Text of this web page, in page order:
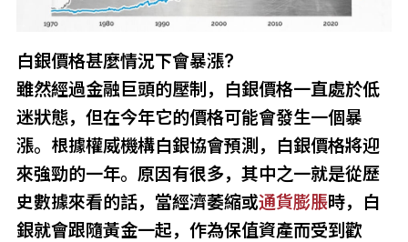
白銀價格甚麼情況下會暴漲?
雖然經過金融巨頭的壓制，白銀價格一直處於低
迷狀態，但在今年它的價格可能會發生一個暴
漲。根據權威機構白銀協會預測，白銀價格將迎
來強勁的一年。原因有很多，其中之一就是從歷
史數據來看的話，當經濟萎縮或通貨膨脹時，白
銀就會跟隨黃金一起，作為保值資產而受到歡